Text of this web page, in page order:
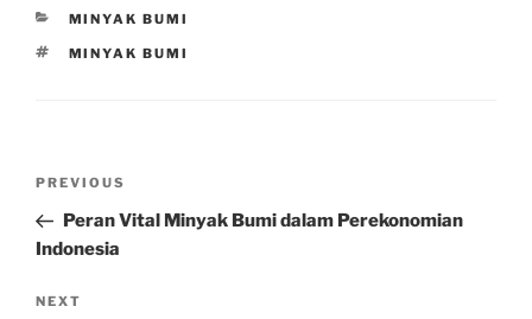
CATEGORIES
MINYAK BUMI
TAGS
MINYAK BUMI
Previous
Post
PREVIOUS
Peran Vital Minyak Bumi dalam Perekonomian
Indonesia
Next
NEXT